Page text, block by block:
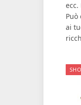
ecc.
Può
ai